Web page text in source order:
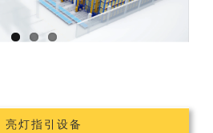
亮灯指引设备